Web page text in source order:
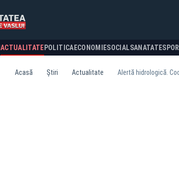
ACTUALITATE POLITICA ECONOMIESOCIALSANATATE
Acasă Știri Actualitate Alertă hidrologică.